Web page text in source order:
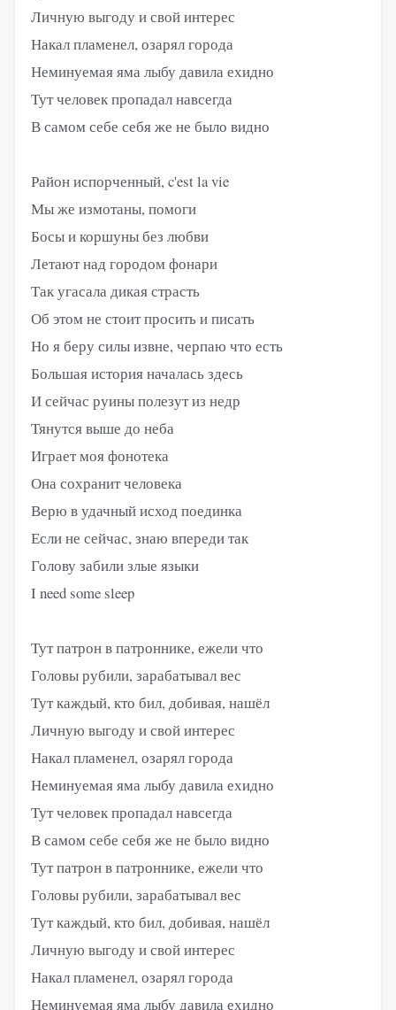
Личную выгоду и свой интерес
Накал пламенел, озарял города
Неминуемая яма лыбу давила ехидно
Тут человек пропадал навсегда
В самом себе себя же не было видно
Район испорченный, c'est la vie
Мы же измотаны, помоги
Босы и коршуны без любви
Летают над городом фонари
Так угасала дикая страсть
Об этом не стоит просить и писать
Но я беру силы извне, черпаю что есть
Большая история началась здесь
И сейчас руины полезут из недр
Тянутся выше до неба
Играет моя фонотека
Она сохранит человека
Верю в удачный исход поединка
Если не сейчас, знаю впереди так
Голову забили злые языки
I need some sleep
Тут патрон в патроннике, ежели что
Головы рубили, зарабатывал вес
Тут каждый, кто бил, добивая, нашёл
Личную выгоду и свой интерес
Накал пламенел, озарял города
Неминуемая яма лыбу давила ехидно
Тут человек пропадал навсегда
В самом себе себя же не было видно
Тут патрон в патроннике, ежели что
Головы рубили, зарабатывал вес
Тут каждый, кто бил, добивая, нашёл
Личную выгоду и свой интерес
Накал пламенел, озарял города
Неминуемая яма лыбу давила ехидно